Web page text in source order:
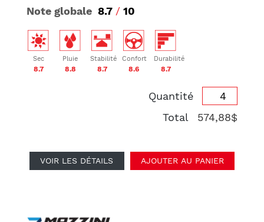
Note globale 8.7 / 10
Sec
8.7
Pluie
8.8
Stabilité
8.7
Confort
8.6
Durabilité
8.7
Quantité
Total
574,88$
VOIR LES DÉTAILS AJOUTER AU PANIER